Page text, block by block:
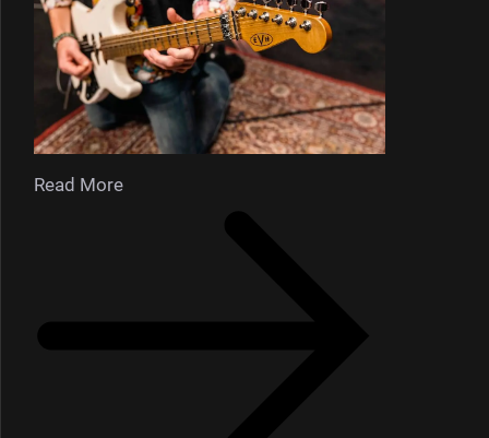
Read More